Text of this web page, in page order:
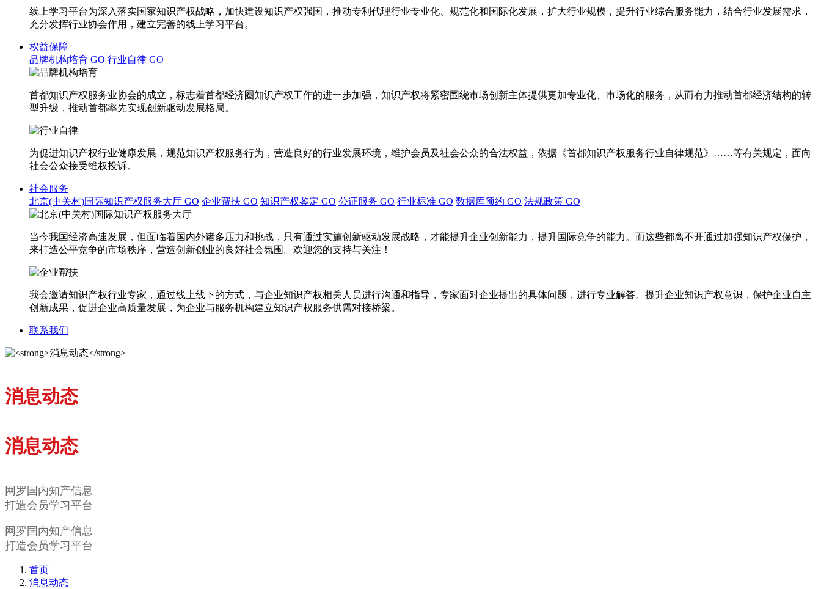
线上学习平台为深入落实国家知识产权战略，加快建设知识产权强国，推动专利代理行业专业化、规范化和国际化发展，扩大行业规模，提升行业综合服务能力，结合行业发展需求，
充分发挥行业协会作用，建立完善的线上学习平台。
权益保障
品牌机构培育 GO 行业自律 GO
首都知识产权服务业协会的成立，标志着首都经济圈知识产权工作的进一步加强，知识产权将紧密围绕市场创新主体提供更加专业化、市场化的服务，从而有力推动首都经济结构的转
型升级，推动首都率先实现创新驱动发展格局。
为促进知识产权行业健康发展，规范知识产权服务行为，营造良好的行业发展环境，维护会员及社会公众的合法权益，依据《首都知识产权服务行业自律规范》……等有关规定，面向
社会公众接受维权投诉。
社会服务
北京(中关村)国际知识产权服务大厅 GO 企业帮扶 GO 知识产权鉴定 GO 公证服务 GO 行业标准 GO 数据库预约 GO 法规政策 GO
当今我国经济高速发展，但面临着国内外诸多压力和挑战，只有通过实施创新驱动发展战略，才能提升企业创新能力，提升国际竞争的能力。而这些都离不开通过加强知识产权保护，
来打造公平竞争的市场秩序，营造创新创业的良好社会氛围。欢迎您的支持与关注！
我会邀请知识产权行业专家，通过线上线下的方式，与企业知识产权相关人员进行沟通和指导，专家面对企业提出的具体问题，进行专业解答。提升企业知识产权意识，保护企业自主
创新成果，促进企业高质量发展，为企业与服务机构建立知识产权服务供需对接桥梁。
联系我们
消息动态
消息动态
网罗国内知产信息
打造会员学习平台
网罗国内知产信息
打造会员学习平台
首页
消息动态